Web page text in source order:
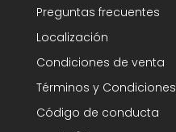
Preguntas frecuentes
Localización
Condiciones de venta
Términos y Condiciones
Código de conducta